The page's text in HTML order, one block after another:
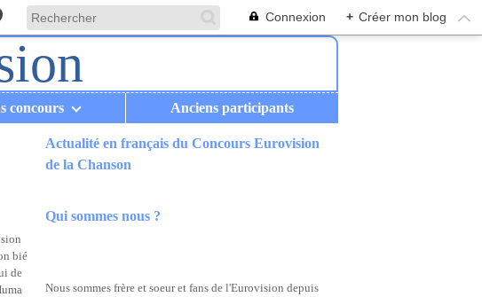
Connexion + Créer mon blog
concours Anciens participants
bié
de
Actualité en français du Concours Eurovision
de la Chanson
Qui sommes nous ?
Nous sommes frère et soeur et fans de l'Eurovision depuis